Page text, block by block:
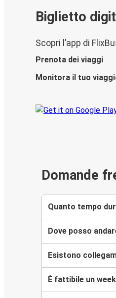
Biglietto
Scopri l’app di
Prenota dei viaggi
Monitora il tuo
Domande
Quanto tempo
Dove posso
Esistono
È fattibile un